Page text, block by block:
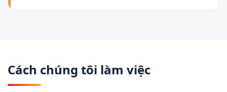
Cách chúng tôi làm việc